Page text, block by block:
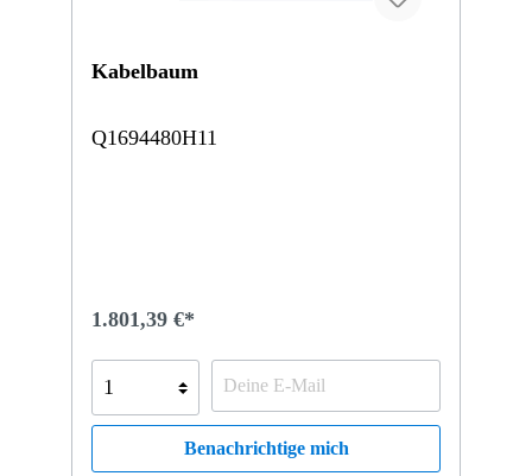
Kabelbaum
Q1694480H11
1.801,39 €*
Benachrichtige mich